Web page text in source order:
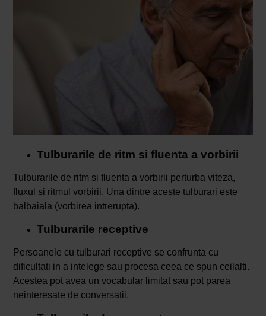
Tulburarile de ritm si fluenta a vorbirii
Tulburarile de ritm si fluenta a vorbirii perturba viteza,
fluxul si ritmul vorbirii. Una dintre aceste tulburari este
balbaiala (vorbirea intrerupta).
Tulburarile receptive
Persoanele cu tulburari receptive se confrunta cu
dificultati in a intelege sau procesa ceea ce spun ceilalti.
Acestea pot avea un vocabular limitat sau pot parea
neinteresate de conversatii.